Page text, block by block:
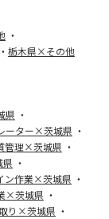
栃木県×その他
県
ーター×茨城県
管理×茨城県
ン作業×茨城県
×茨城県
り×茨城県